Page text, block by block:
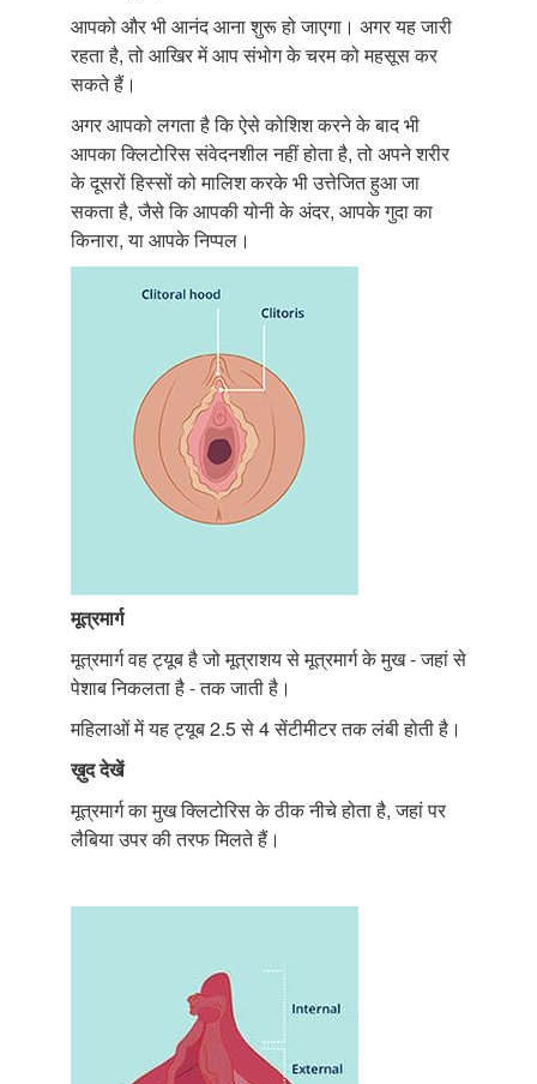
आपको और भी आनंद आना शुरू हो जाएगा। अगर यह जारी
रहता है, तो आखिर में आप संभोग के चरम को महसूस कर
सकते हैं।
अगर आपको लगता है कि ऐसे कोशिश करने के बाद भी
आपका क्लिटोरिस संवेदनशील नहीं होता है, तो अपने शरीर
के दूसरों हिस्सों को मालिश करके भी उत्तेजित हुआ जा
सकता है, जैसे कि आपकी योनी के अंदर, आपके गुदा का
किनारा, या आपके निप्पल।
मूत्रमार्ग
मूत्रमार्ग वह ट्यूब है जो मूत्राशय से मूत्रमार्ग के मुख - जहां से
पेशाब निकलता है - तक जाती है।
महिलाओं में यह ट्यूब 2.5 से 4 सेंटीमीटर तक लंबी होती है।
ख़ुददेखें
मूत्रमार्ग का मुख क्लिटोरिस के ठीक नीचे होता है, जहां पर
लैबिया उपर की तरफ मिलते हैं।